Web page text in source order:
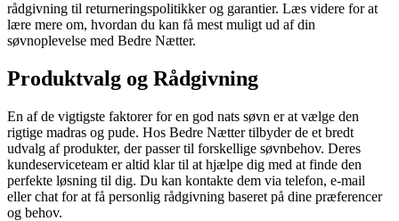
rådgivning til returneringspolitikker og garantier. Læs videre for at
lære mere om, hvordan du kan få mest muligt ud af din
søvnoplevelse med Bedre Nætter.
Produktvalg og Rådgivning
En af de vigtigste faktorer for en god nats søvn er at vælge den
rigtige madras og pude. Hos Bedre Nætter tilbyder de et bredt
udvalg af produkter, der passer til forskellige søvnbehov. Deres
kundeserviceteam er altid klar til at hjælpe dig med at finde den
perfekte løsning til dig. Du kan kontakte dem via telefon, e-mail
eller chat for at få personlig rådgivning baseret på dine præferencer
og behov.